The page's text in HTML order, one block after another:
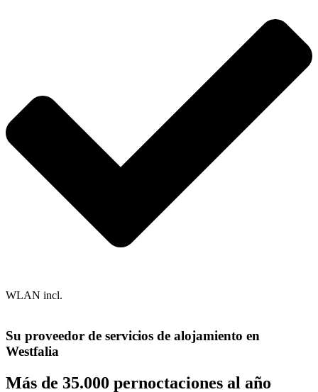
WLAN incl.
Su proveedor de servicios de alojamiento en
Westfalia
Más de 35.000 pernoctaciones al año